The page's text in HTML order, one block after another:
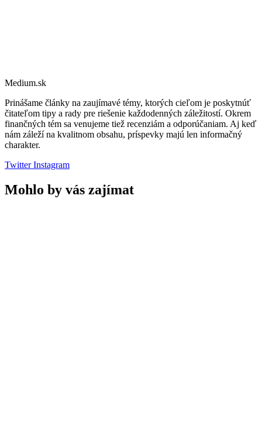
Medium.sk
Prinášame články na zaujímavé témy, ktorých cieľom je poskytnúť
čitateľom tipy a rady pre riešenie každodenných záležitostí. Okrem
finančných tém sa venujeme tiež recenziám a odporúčaniam. Aj keď
nám záleží na kvalitnom obsahu, príspevky majú len informačný
charakter.
TwitterInstagram
Mohlo by vás zajímat